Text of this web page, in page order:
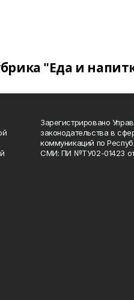
"Еда и
Зарегистрировано
законодательства в
коммуникаций по
СМИ: ПИ №ТУ02-01423 от